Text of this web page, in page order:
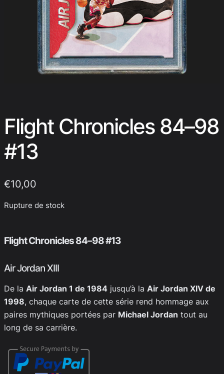
Flight Chronicles 84–98
#13
€10,00
Rupture de stock
Flight Chronicles 84–98 #13
Air Jordan XIII
De la Air Jordan 1 de 1984 jusqu’à la Air Jordan XIV de
1998, chaque carte de cette série rend hommage aux
paires mythiques portées par Michael Jordan tout au
long de sa carrière.